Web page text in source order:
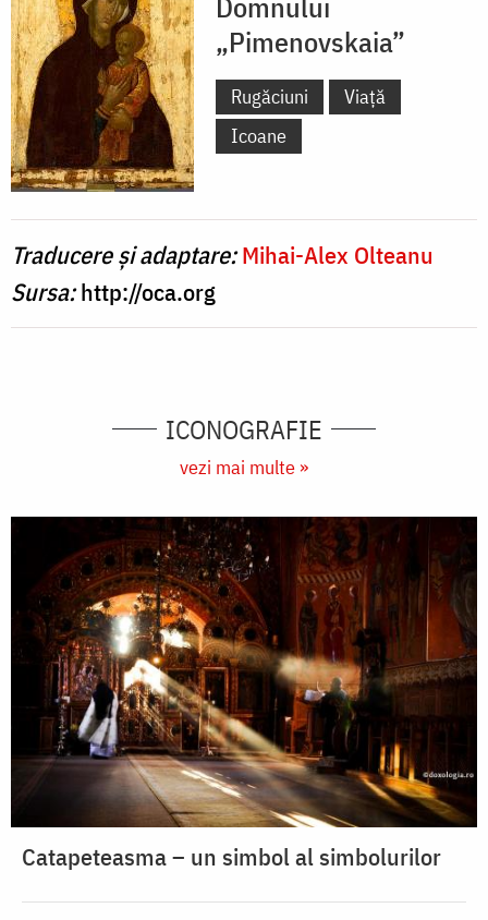
„Pimenovskaia”
Rugăciuni
Viață
Icoane
Traducere și adaptare:Mihai-Alex Olteanu
Sursa:http://oca.org
ICONOGRAFIE
vezi mai multe »
Catapeteasma – un simbol al simbolurilor